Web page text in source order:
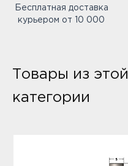
Бесплатная доставка
курьером от 10 000
Товары из этой
категории